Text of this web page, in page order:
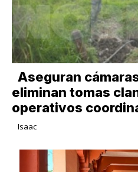
Aseguran
eliminan tomas
operativos
Isaac